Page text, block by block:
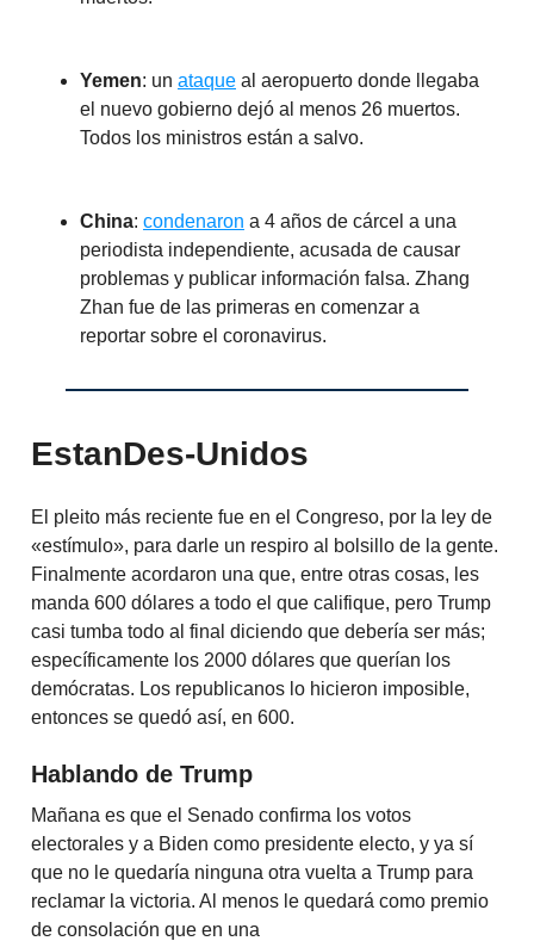
Yemen: un ataque al aeropuerto donde llegaba
el nuevo gobierno dejó al menos 26 muertos.
Todos los ministros están a salvo.
China: condenaron a 4 años de cárcel a una
periodista independiente, acusada de causar
problemas y publicar información falsa. Zhang
Zhan fue de las primeras en comenzar a
reportar sobre el coronavirus.
EstanDes-Unidos
El pleito más reciente fue en el Congreso, por la ley de
«estímulo», para darle un respiro al bolsillo de la gente.
Finalmente acordaron una que, entre otras cosas, les
manda 600 dólares a todo el que califique, pero Trump
casi tumba todo al final diciendo que debería ser más;
específicamente los 2000 dólares que querían los
demócratas. Los republicanos lo hicieron imposible,
entonces se quedó así, en 600.
Hablando de Trump
Mañana es que el Senado confirma los votos
electorales y a Biden como presidente electo, y ya sí
que no le quedaría ninguna otra vuelta a Trump para
reclamar la victoria. Al menos le quedará como premio
de consolación que en una